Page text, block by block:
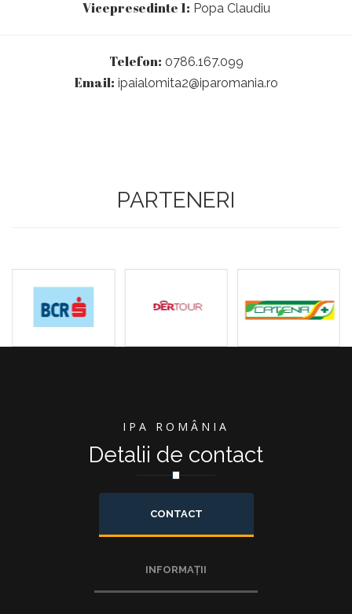
Vicepresedinte 1: Popa Claudiu
Telefon: 0786.167.099
Email: ipaialomita2@iparomania.ro
PARTENERI
IPA ROMÂNIA
Detalii de contact
CONTACT
INFORMAȚII